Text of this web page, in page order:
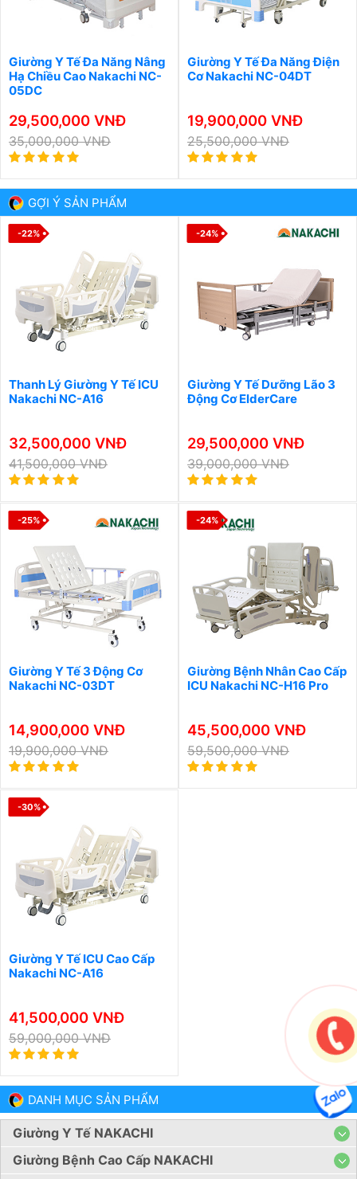
Giường Y Tế Đa Năng Nâng
Hạ Chiều Cao Nakachi NC-
05DC
29,500,000 VNĐ
35,000,000 VNĐ
Giường Y Tế Đa Năng Điện
Cơ Nakachi NC-04DT
19,900,000 VNĐ
25,500,000 VNĐ
GỢI Ý SẢN PHẨM
-22%
Thanh Lý Giường Y Tế ICU
Nakachi NC-A16
32,500,000 VNĐ
41,500,000 VNĐ
-24%
Giường Y Tế Dưỡng Lão 3
Động Cơ ElderCare
29,500,000 VNĐ
39,000,000 VNĐ
-25%
Giường Y Tế 3 Động Cơ
Nakachi NC-03DT
14,900,000 VNĐ
19,900,000 VNĐ
-24%
Giường Bệnh Nhân Cao Cấp
ICU Nakachi NC-H16 Pro
45,500,000 VNĐ
59,500,000 VNĐ
-30%
Giường Y Tế ICU Cao Cấp
Nakachi NC-A16
41,500,000 VNĐ
59,000,000 VNĐ
DANH MỤC SẢN PHẨM
Giường Y Tế NAKACHI
Giường Bệnh Cao Cấp NAKACHI